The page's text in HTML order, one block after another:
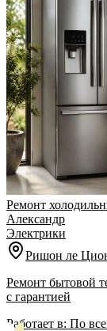
Ремонт
Александр
Электрики
Ришон ле
Ремонт бытовой
с гарантией
Работает в: По